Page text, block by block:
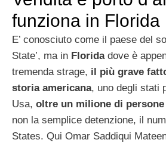
funziona in Florida
E’ conosciuto come il paese del
State’, ma in Floridadove è
tremenda strage, il più grave
storia americana, uno degli stati
Usa, oltre un milione di
non la semplice detenzione, il
States. Qui Omar Saddiqui